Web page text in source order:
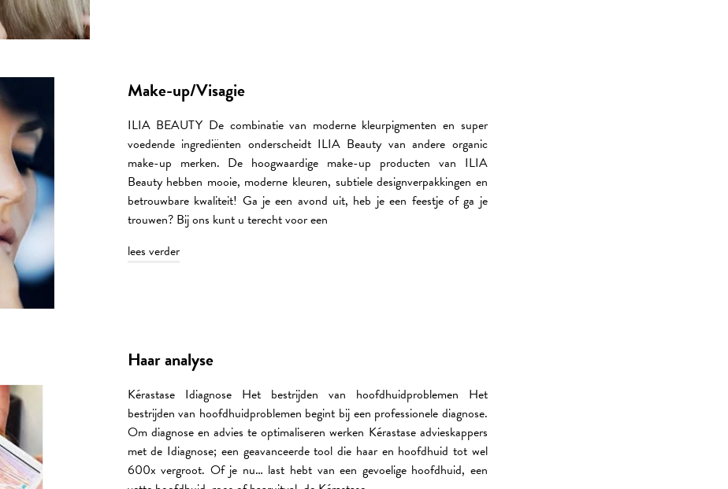
Make-up/Visagie
ILIA BEAUTY De combinatie van moderne kleurpigmenten en super
voedende ingrediënten onderscheidt ILIA Beauty van andere organic
make-up merken. De hoogwaardige make-up producten van ILIA
Beauty hebben mooie, moderne kleuren, subtiele designverpakkingen en
betrouwbare kwaliteit! Ga je een avond uit, heb je een feestje of ga je
trouwen? Bij ons kunt u terecht voor een
lees verder
Haar analyse
Kérastase Idiagnose Het bestrijden van hoofdhuidproblemen Het
bestrijden van hoofdhuidproblemen begint bij een professionele diagnose.
Om diagnose en advies te optimaliseren werken Kérastase advieskappers
met de Idiagnose; een geavanceerde tool die haar en hoofdhuid tot wel
600x vergroot. Of je nu… last hebt van een gevoelige hoofdhuid, een